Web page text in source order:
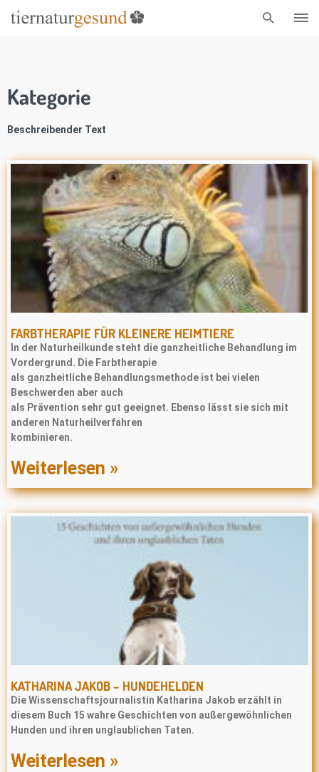
Kategorie
Beschreibender Text
FARBTHERAPIE FÜR KLEINERE HEIMTIERE
In der Naturheilkunde steht die ganzheitliche Behandlung im
Vordergrund. Die Farbtherapie
als ganzheitliche Behandlungsmethode ist bei vielen
Beschwerden aber auch
als Prävention sehr gut geeignet. Ebenso lässt sie sich mit
anderen Naturheilverfahren
kombinieren.
Weiterlesen »
KATHARINA JAKOB – HUNDEHELDEN
Die Wissenschaftsjournalistin Katharina Jakob erzählt in
diesem Buch 15 wahre Geschichten von außergewöhnlichen
Hunden und ihren unglaublichen Taten.
Weiterlesen »